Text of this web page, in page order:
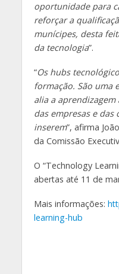
oportunidade para
reforçar a
munícipes, desta
da tecnologia”.
“Os hubs
formação. São uma
alia a aprendizagem
das empresas e das
inserem”, afirma
da Comissão
O “Technology
abertas até 11 de
Mais informações:
learning-hub